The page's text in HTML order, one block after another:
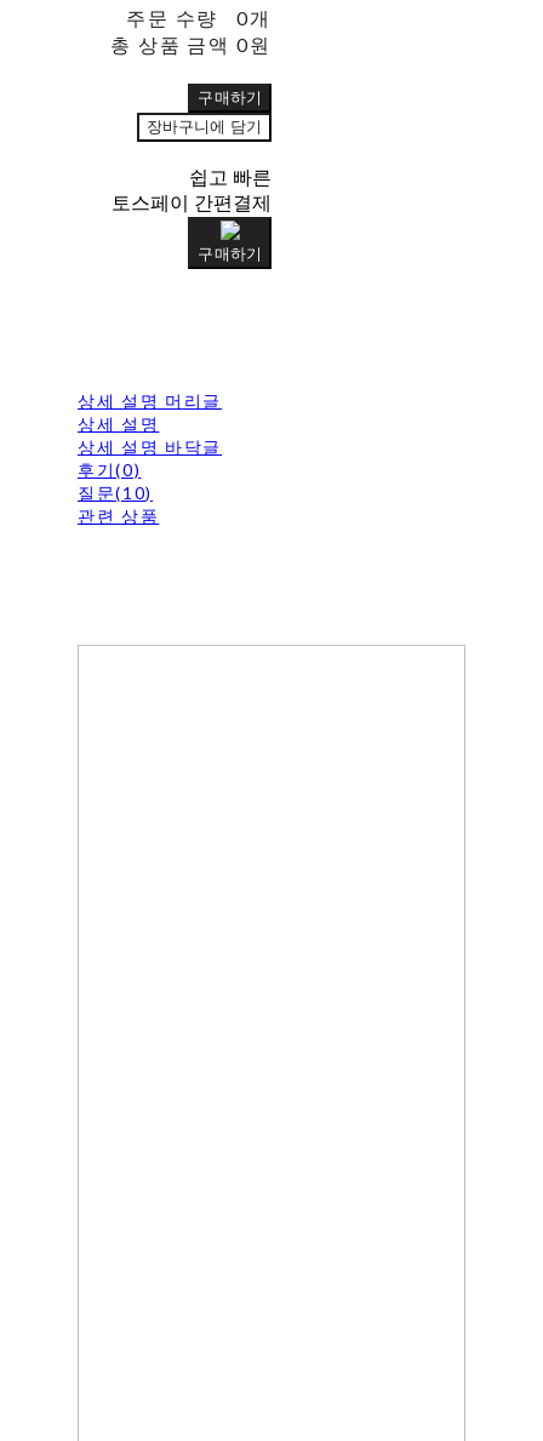
주문 수량
0개
총 상품 금액 0원
구매하기
장바구니에 담기
쉽고 빠른
토스페이 간편결제
구매하기
상세 설명 머리글
상세 설명
상세 설명 바닥글
후기(0)
질문(10)
관련 상품